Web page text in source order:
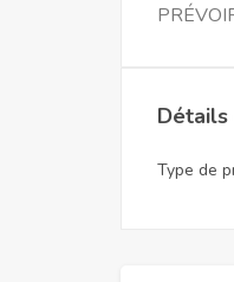
Type de